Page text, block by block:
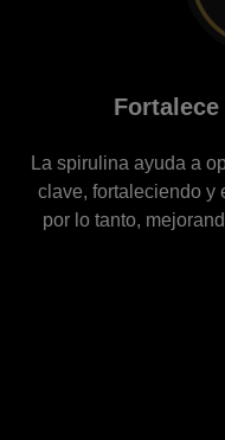
La spirulina ayuda a
clave, fortaleciendo y
por lo tanto,